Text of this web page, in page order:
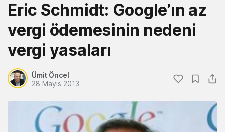
Eric Schmidt: Google’ın az
vergi ödemesinin nedeni
vergi yasaları
Ümit Öncel
28 Mayıs 2013